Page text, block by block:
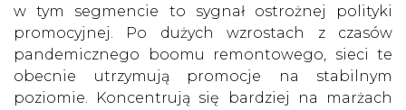
w tym segmencie to sygnał ostrożnej polityki
promocyjnej. Po dużych wzrostach z czasów
pandemicznego boomu remontowego, sieci te
obecnie utrzymują promocje na stabilnym
poziomie. Koncentrują się bardziej na marżach